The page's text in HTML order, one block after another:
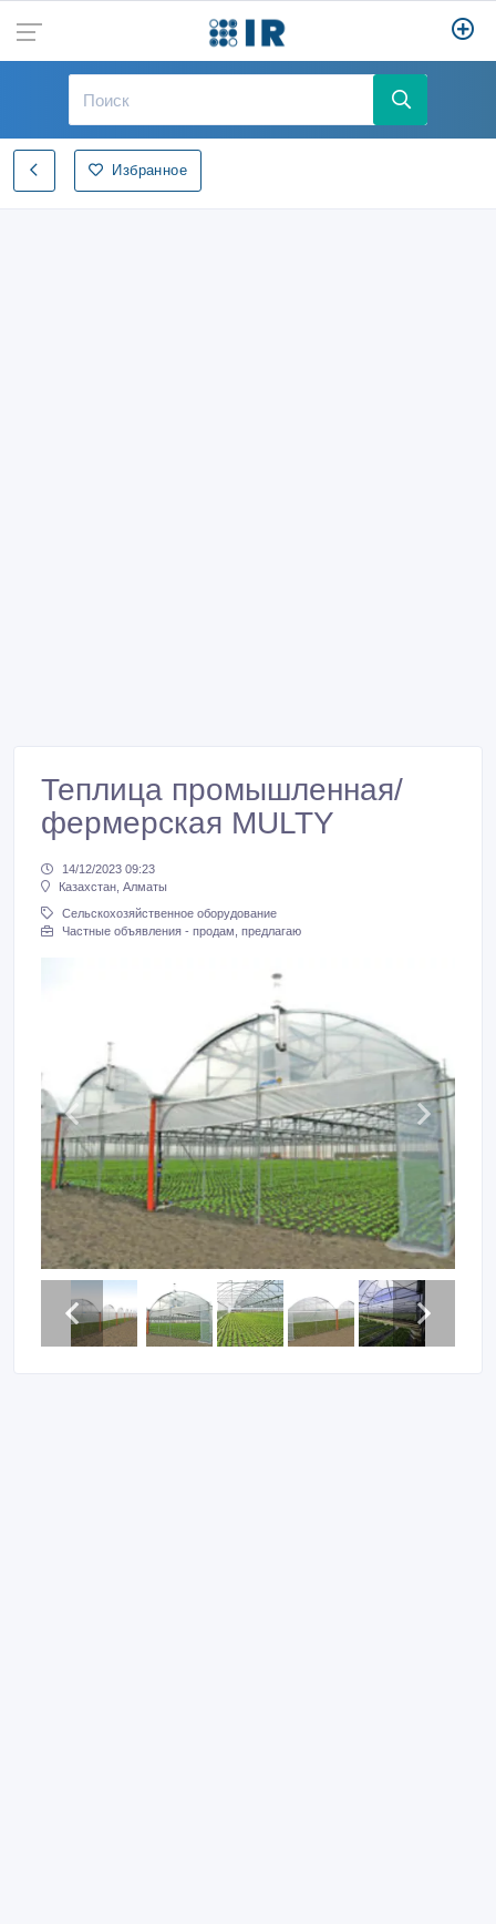
Избранное
Теплица промышленная/
фермерская MULTY
14/12/2023 09:23
Казахстан, Алматы
Сельскохозяйственное оборудование
Частные объявления - продам, предлагаю